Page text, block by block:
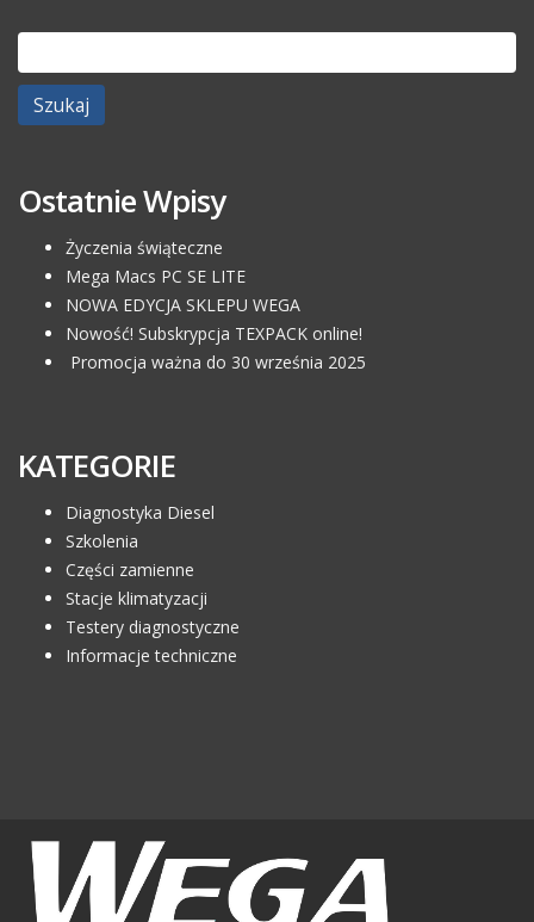
Szukaj:
Ostatnie Wpisy
Życzenia świąteczne
Mega Macs PC SE LITE
NOWA EDYCJA SKLEPU WEGA
Nowość! Subskrypcja TEXPACK online!
Promocja ważna do 30 września 2025
KATEGORIE
Diagnostyka Diesel
Szkolenia
Części zamienne
Stacje klimatyzacji
Testery diagnostyczne
Informacje techniczne